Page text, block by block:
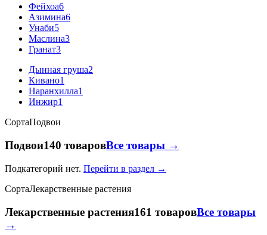
Фейхоа6
Азимина6
Унаби5
Маслина3
Гранат3
Дынная груша2
Кивано1
Наранхилла1
Инжир1
СортаПодвои
Подвои140 товаровВсе товары →
Подкатегорий нет. Перейти в раздел →
СортаЛекарственные растения
Лекарственные растения161 товаровВсе товары
→